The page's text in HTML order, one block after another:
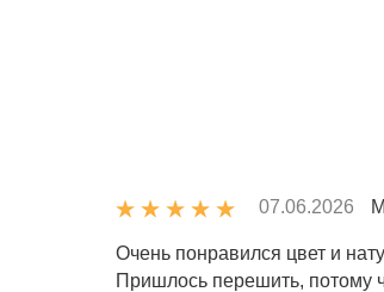
07.06.2026
Очень понравился цвет и
Пришлось перешить, потому